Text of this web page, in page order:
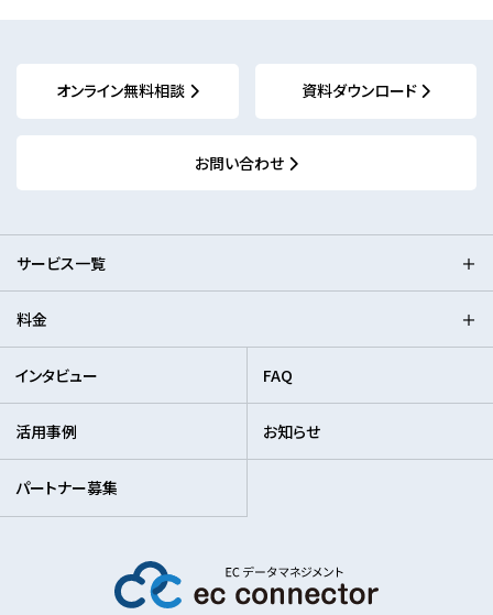
オンライン無料相談 資料ダウンロード
お問い合わせ
サービス一覧
料金
インタビュー FAQ
活用事例 お知らせ
パートナー募集